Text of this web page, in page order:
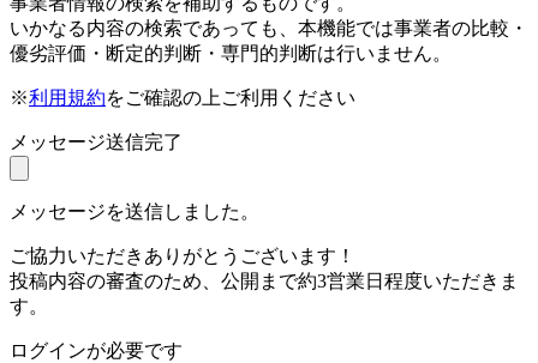
いかなる内容の検索であっても、本機能では事業者の比較・
優劣評価・断定的判断・専門的判断は行いません。
※利用規約をご確認の上ご利用ください
メッセージ送信完了
メッセージを送信しました。
ご協力いただきありがとうございます！
投稿内容の審査のため、公開まで約3営業日程度いただきま
す。
ログインが必要です